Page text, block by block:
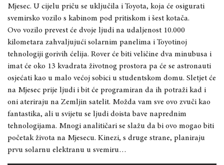
Mjesec. U cijelu priču se uključila i Toyota, koja će osigurati
svemirsko vozilo s kabinom pod pritiskom i šest kotača.
Ovo vozilo prevest će dvoje ljudi na udaljenost 10.000
kilometara zahvaljujući solarnim panelima i Toyotinoj
tehnologiji gorivih ćelija. Rover će biti veličine dva minubusa i
imat će oko 13 kvadrata životnog prostora pa će se astronauti
osjećati kao u malo većoj sobici u studentskom domu. Sletjet će
na Mjesec prije ljudi i bit će programiran da ih potraži kad i
oni ateriraju na Zemljin satelit. Možda vam sve ovo zvuči kao
fantastika, ali u svijetu se ljudi doista bave naprednim
tehnologijama. Mnogi analitičari se slažu da bi ovo mogao biti
početak života na Mjesecu. Kinezi, s druge strane, planiraju
prvu solarnu elektranu u svemiru…